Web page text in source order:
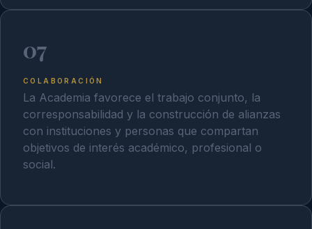
07
COLABORACIÓN
La Academia favorece el trabajo conjunto, la
corresponsabilidad y la construcción de alianzas
con instituciones y personas que compartan
objetivos de interés académico, profesional o
social.